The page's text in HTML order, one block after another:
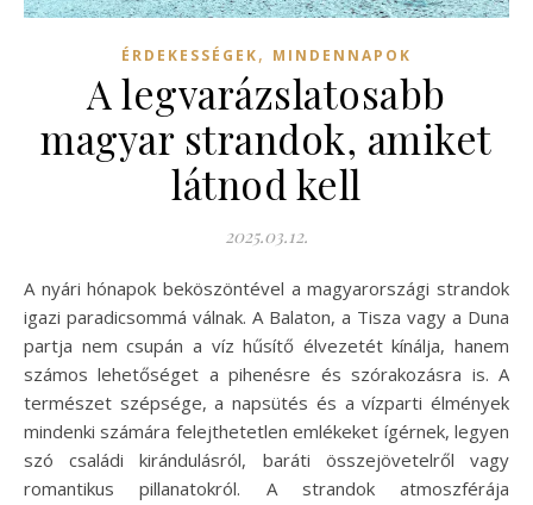
ÉRDEKESSÉGEK, MINDENNAPOK
A legvarázslatosabb
magyar strandok, amiket
látnod kell
2025.03.12.
A nyári hónapok beköszöntével a magyarországi strandok
igazi paradicsommá válnak. A Balaton, a Tisza vagy a Duna
partja nem csupán a víz hűsítő élvezetét kínálja, hanem
számos lehetőséget a pihenésre és szórakozásra is. A
természet szépsége, a napsütés és a vízparti élmények
mindenki számára felejthetetlen emlékeket ígérnek, legyen
szó családi kirándulásról, baráti összejövetelről vagy
romantikus pillanatokról. A strandok atmoszférája